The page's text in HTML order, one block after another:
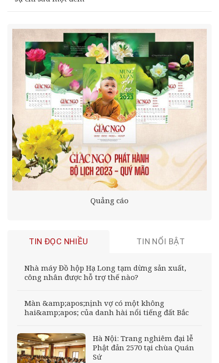
Quảng cáo
TIN ĐỌC NHIỀU TIN NỔI BẬT
Nhà máy Đồ hộp Hạ Long tạm dừng sản xuất,
công nhân được hỗ trợ thế nào?
Màn &amp;apos;nịnh vợ có một không
hai&amp;apos; của danh hài nổi tiếng đất Bắc
Hà Nội: Trang nghiêm đại lễ
Phật đản 2570 tại chùa Quán
Sứ